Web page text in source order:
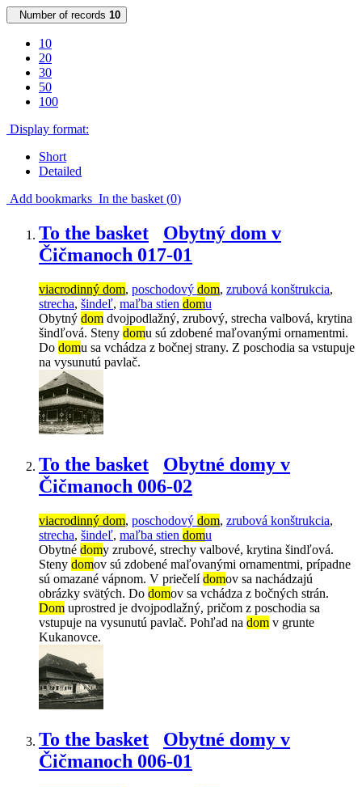
Number of records 10
10
20
30
50
100
Display format:
Short
Detailed
Add bookmarks In the basket (0)
To the basket
Obytný dom v
Čičmanoch 017-01
viacrodinný dom, poschodový dom, zrubová konštrukcia,
strecha, šindeľ, maľba stien domu
Obytný dom dvojpodlažný, zrubový, strecha valbová, krytina
šindľová. Steny domu sú zdobené maľovanými ornamentmi.
Do domu sa vchádza z bočnej strany. Z poschodia sa vstupuje
na vysunutú pavlač.
To the basket
Obytné domy v
Čičmanoch 006-02
viacrodinný dom, poschodový dom, zrubová konštrukcia,
strecha, šindeľ, maľba stien domu
Obytné domy zrubové, strechy valbové, krytina šindľová.
Steny domov sú zdobené maľovanými ornamentmi, prípadne
sú omazané vápnom. V priečelídomov sa nachádzajú
obrázky svätých. Do domov sa vchádza z bočných strán.
Dom uprostred je dvojpodlažný, pričom z poschodia sa
vstupuje na vysunutú pavlač. Pohľad na dom v grunte
Kukanovce.
To the basket
Obytné domy v
Čičmanoch 006-01